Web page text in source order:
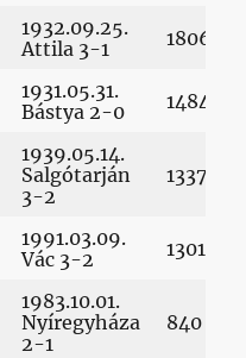
1932.09.25.
Attila 3-1
1806
1931.05.31.
Bástya 2-0
1484
1939.05.14.
Salgótarján
3-2
1337
1991.03.09.
Vác 3-2
1301
1983.10.01.
Nyíregyháza
2-1
840